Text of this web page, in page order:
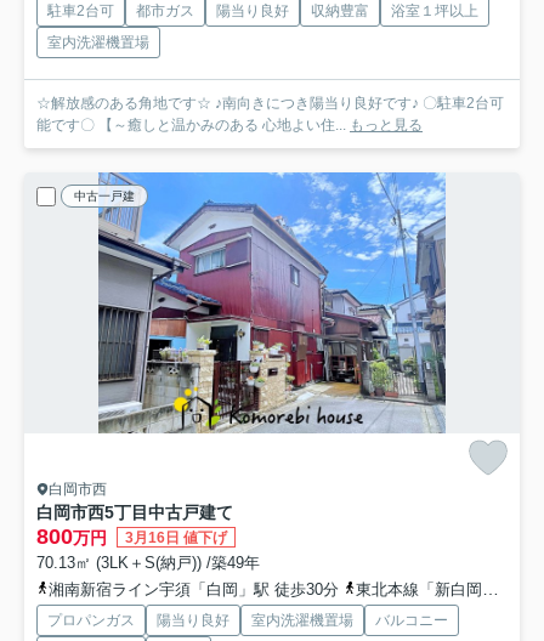
駐車2台可 都市ガス 陽当り良好 収納豊富
浴室１坪以上
室内洗濯機置場
☆解放感のある角地です☆ ♪南向きにつき陽当り良好です♪ 〇駐車2台可
能です〇 【～癒しと温かみのある 心地よい住... もっと見る
中古一戸建
白岡市西
白岡市西5丁目中古戸建て
800万円 3月16日 値下げ
70.13㎡ (3LK＋S(納戸)) /築49年
湘南新宿ライン宇須「白岡」駅 徒歩30分
東北本線「新白岡」駅 徒歩46分
プロパンガス 陽当り良好 室内洗濯機置場
バルコニー